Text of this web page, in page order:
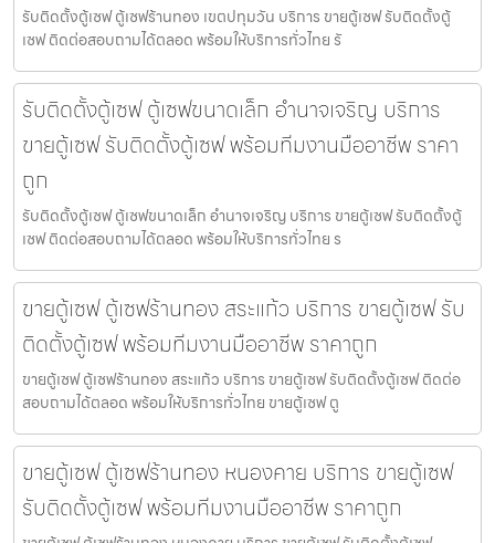
รับติดตั้งตู้เซฟ ตู้เซฟร้านทอง เขตปทุมวัน บริการ ขายตู้เซฟ รับติดตั้งตู้
เซฟ ติดต่อสอบถามได้ตลอด พร้อมให้บริการทั่วไทย รั
รับติดตั้งตู้เซฟ ตู้เซฟขนาดเล็ก อำนาจเจริญ บริการ
ขายตู้เซฟ รับติดตั้งตู้เซฟ พร้อมทีมงานมืออาชีพ ราคา
ถูก
รับติดตั้งตู้เซฟ ตู้เซฟขนาดเล็ก อำนาจเจริญ บริการ ขายตู้เซฟ รับติดตั้งตู้
เซฟ ติดต่อสอบถามได้ตลอด พร้อมให้บริการทั่วไทย ร
ขายตู้เซฟ ตู้เซฟร้านทอง สระแก้ว บริการ ขายตู้เซฟ รับ
ติดตั้งตู้เซฟ พร้อมทีมงานมืออาชีพ ราคาถูก
ขายตู้เซฟ ตู้เซฟร้านทอง สระแก้ว บริการ ขายตู้เซฟ รับติดตั้งตู้เซฟ ติดต่อ
สอบถามได้ตลอด พร้อมให้บริการทั่วไทย ขายตู้เซฟ ตู
ขายตู้เซฟ ตู้เซฟร้านทอง หนองคาย บริการ ขายตู้เซฟ
รับติดตั้งตู้เซฟ พร้อมทีมงานมืออาชีพ ราคาถูก